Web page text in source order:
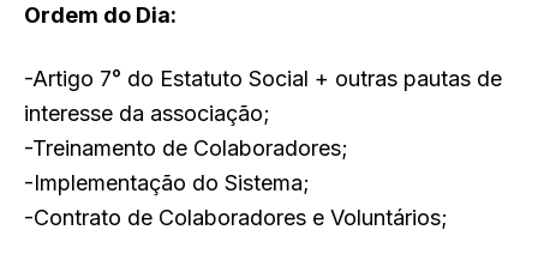
Ordem do Dia:
-Artigo 7° do Estatuto Social + outras pautas de
interesse da associação;
-Treinamento de Colaboradores;
-Implementação do Sistema;
-Contrato de Colaboradores e Voluntários;